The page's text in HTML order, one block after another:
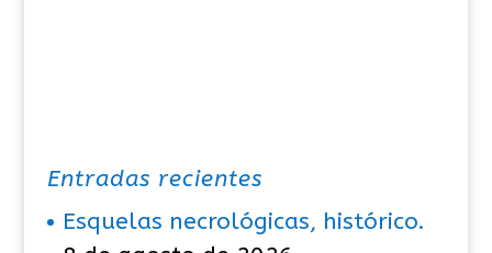
Entradas recientes
Esquelas necrológicas, histórico.